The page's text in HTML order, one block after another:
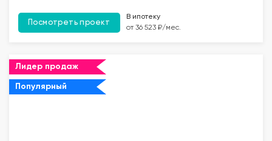
Посмотреть проект
В ипотеку
от 36 523 ₽/мес.
Лидер продаж
Популярный